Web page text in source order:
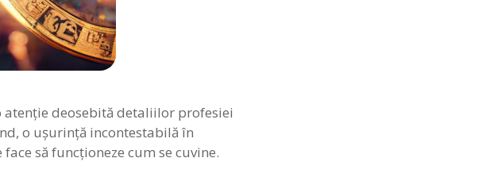
deosebită detaliilor profesiei
o uşurinţă incontestabilă în
să funcţioneze cum se cuvine.